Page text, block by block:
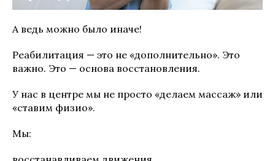
А ведь можно было иначе!
Реабилитация — это не «дополнительно». Это
важно. Это — основа восстановления.
У нас в центре мы не просто «делаем массаж» или
«ставим физио».
Мы: